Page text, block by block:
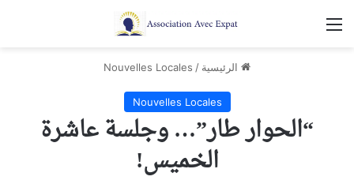
القائمة
الرئيسية /
Nouvelles Locales
Nouvelles Locales
“الحوار طار”… وجلسة عاشرة
الخميس!